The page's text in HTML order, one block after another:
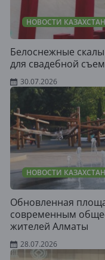
НОВОСТИ
Белоснежные
для свадебной
30.07.2026
НОВОСТИ
Обновленная
современным
жителей Алматы
28.07.2026